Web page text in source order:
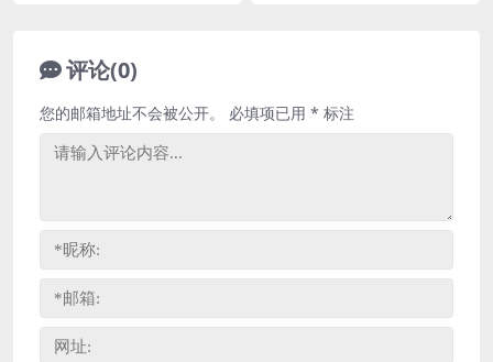
评论(0)
您的邮箱地址不会被公开。 必填项已用 * 标注